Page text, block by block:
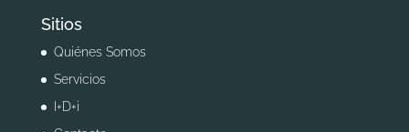
Sitios
Quiénes Somos
Servicios
I+D+i